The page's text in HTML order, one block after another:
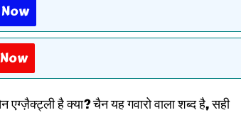
है क्या? चैन यह गवारो वाला शब्द है, सही